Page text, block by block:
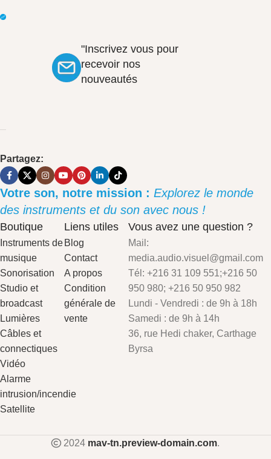
"Inscrivez vous pour
recevoir nos
nouveautés
Partagez:
Votre son, notre mission : Explorez le monde
des instruments et du son avec nous !
Boutique
Instruments de
musique
Sonorisation
Studio et
broadcast
Lumières
Câbles et
connectiques
Vidéo
Alarme
intrusion/incendie
Satellite
Liens utiles
Blog
Contact
A propos
Condition
générale de
vente
Vous avez une question ?
Mail:
media.audio.visuel@gmail.com
Tél: +216 31 109 551;+216 50
950 980; +216 50 950 982
Lundi - Vendredi : de 9h à 18h
Samedi : de 9h à 14h
36, rue Hedi chaker, Carthage
Byrsa
2024 mav-tn.preview-domain.com.